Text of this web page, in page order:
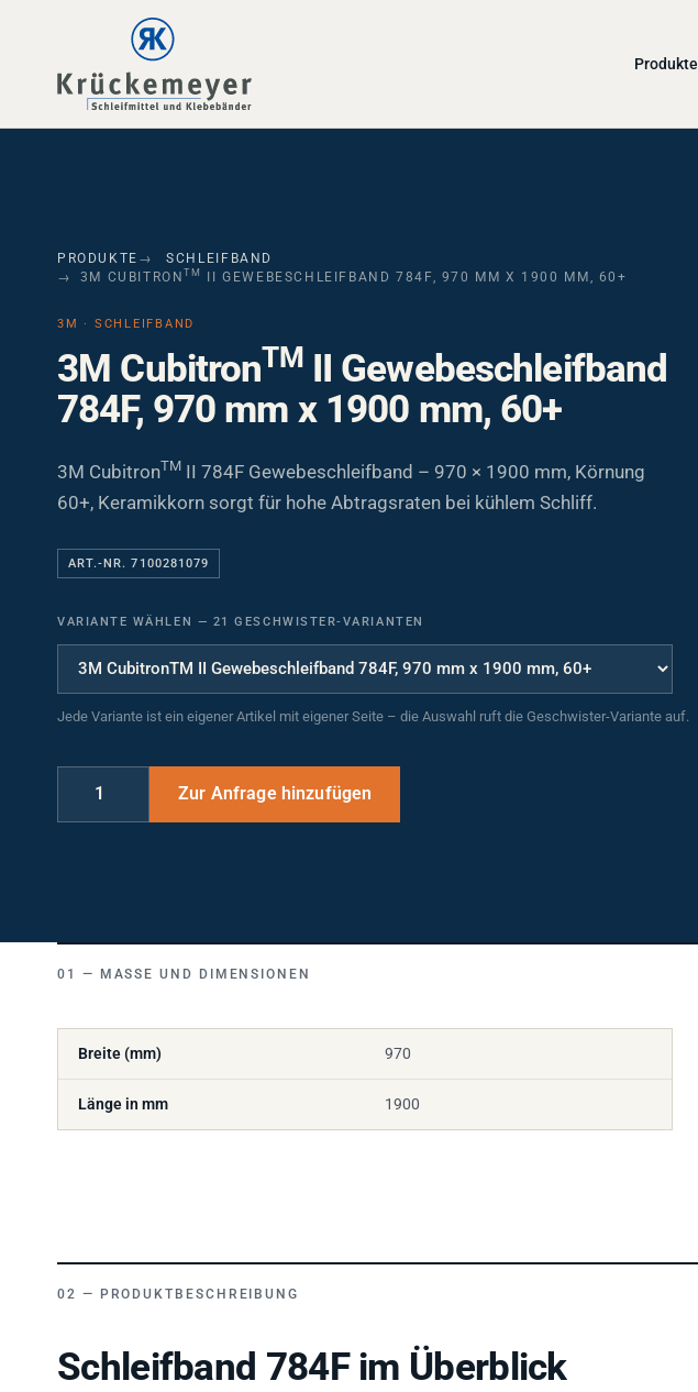
Skip to main navigation
Skip to main content
Skip to page footer
Produkte
PRODUKTE
SCHLEIFBAND
3M CUBITRON TM II GEWEBESCHLEIFBAND 784F, 970 MM X 1900 MM, 60+
3M · SCHLEIFBAND
3M CubitronTMII Gewebeschleifband
784F, 970 mm x 1900 mm, 60+
3M CubitronTM II 784F Gewebeschleifband – 970 × 1900 mm, Körnung
60+, Keramikkorn sorgt für hohe Abtragsraten bei kühlem Schliff.
ART.-NR. 7100281079
VARIANTE WÄHLEN — 21 GESCHWISTER-VARIANTEN
Jede Variante ist ein eigener Artikel mit eigener Seite – die Auswahl ruft die Geschwister-Variante auf.
MASSE UND DIMENSIONEN
Breite (mm) 970
Länge in mm 1900
PRODUKTBESCHREIBUNG
Schleifband 784F im Überblick